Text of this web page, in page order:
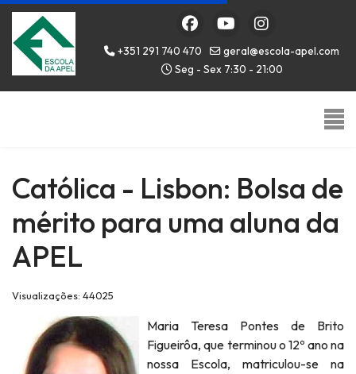
+351 291 740 470
geral@escola-apel.com
Seg - Sex 7:30 - 21:00
Católica - Lisbon: Bolsa de
mérito para uma aluna da
APEL
Visualizações: 44025
Maria Teresa Pontes de Brito
Figueirôa, que terminou o 12º ano na
nossa Escola, matriculou-se na